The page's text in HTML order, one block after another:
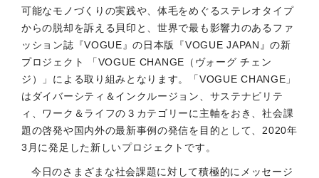
可能なモノづくりの実践や、体毛をめぐるステレオタイプ
からの脱却を訴える貝印と、世界で最も影響力のあるファ
ッション誌『VOGUE』の日本版『VOGUE JAPAN』の新
プロジェクト 「VOGUE CHANGE（ヴォーグ チェン
ジ）」による取り組みとなります。「VOGUE CHANGE」
はダイバーシティ＆インクルージョン、サステナビリテ
ィ、ワーク＆ライフの３カテゴリーに主軸をおき、社会課
題の啓発や国内外の最新事例の発信を目的として、2020年
3月に発足した新しいプロジェクトです。
今日のさまざまな社会課題に対して積極的にメッセージ